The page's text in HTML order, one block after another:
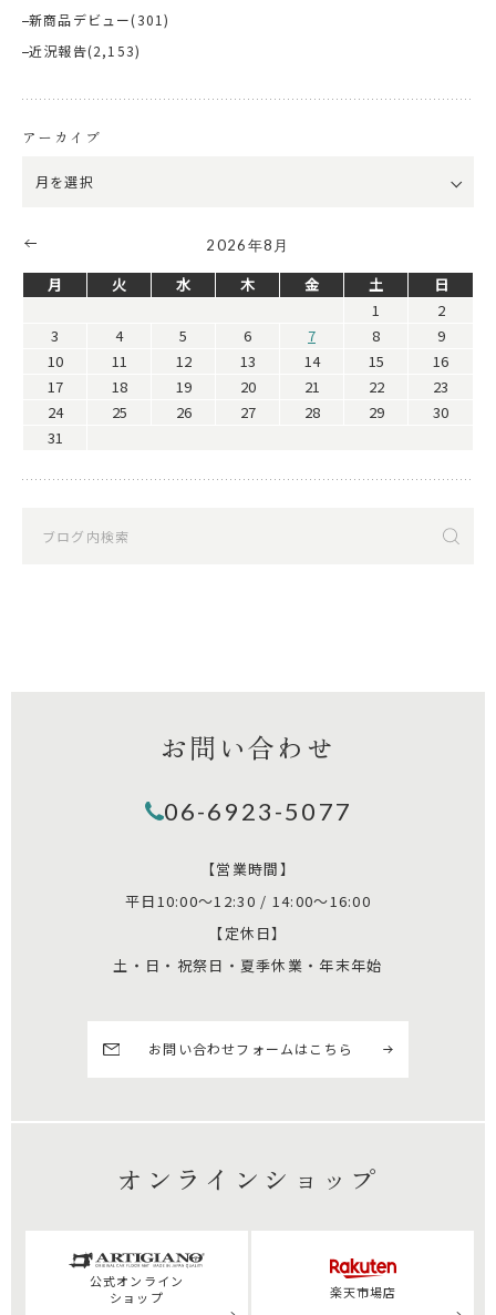
新商品デビュー(301)
近況報告(2,153)
アーカイブ
2026年8月
月 火 水 木 金 土
日
1
2
3
4 5 6 7 8
9
10
11 12 13 14 15
16
17
18 19 20 21 22
23
24
25 26 27 28 29
30
31
お問い合わせ
06-6923-5077
【営業時間】
平日10:00～12:30 / 14:00～16:00
【定休日】
土・日・祝祭日・夏季休業・年末年始
お問い合わせフォームはこちら
オンラインショップ
公式オンライン
ショップ
楽天市場店